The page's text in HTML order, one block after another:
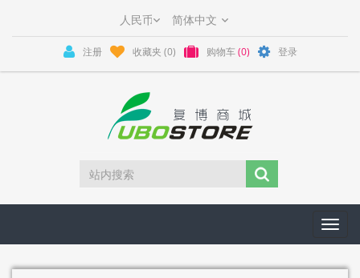
注册 收藏夹 (0) 购物车 (0) 登录